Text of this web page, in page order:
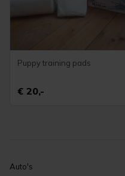
Puppy training pads
€ 20,-
Auto's